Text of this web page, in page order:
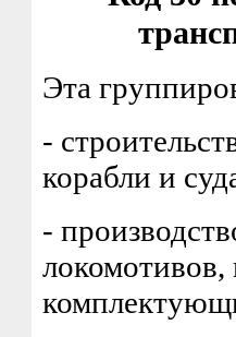
Эта
-
корабли и
-